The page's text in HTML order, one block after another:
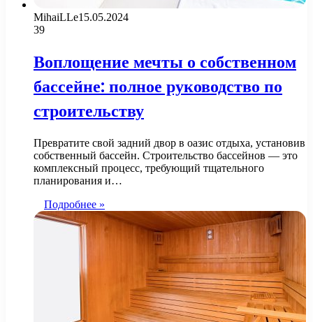
MihaiLLe15.05.2024
39
Воплощение мечты о собственном
бассейне: полное руководство по
строительству
Превратите свой задний двор в оазис отдыха, установив
собственный бассейн. Строительство бассейнов — это
комплексный процесс, требующий тщательного
планирования и…
Подробнее »